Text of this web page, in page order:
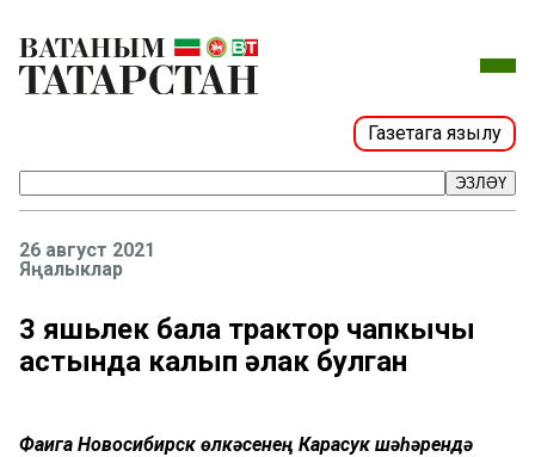
Газетага язылу
ЭЗЛӘҮ
26 август 2021
Яңалыклар
3 яшьлек бала трактор чапкычы
астында калып һәлак булган
Фаҗига Новосибирск өлкәсенең Карасук шәһәрендә